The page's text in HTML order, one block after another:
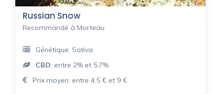
Russian Snow
Recommandé à Morteau
Génétique: Sativa
CBD: entre 2% et 5.7%
Prix moyen: entre 4.5 € et 9 €